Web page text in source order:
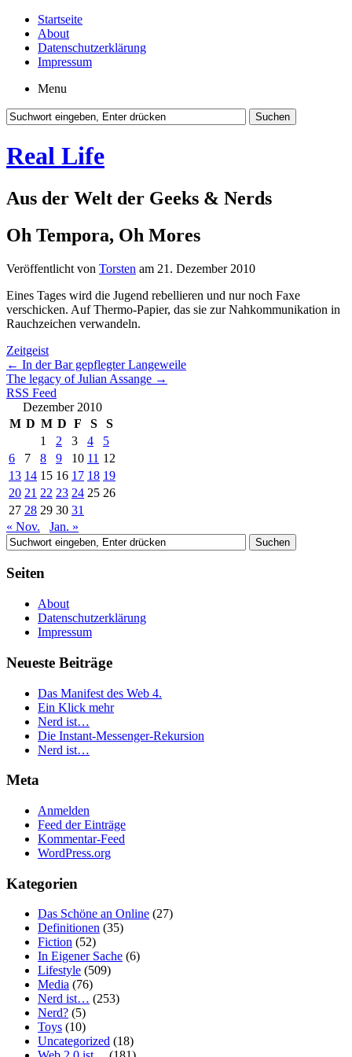
Startseite
About
Datenschutzerklärung
Impressum
Menu
Real Life
Aus der Welt der Geeks & Nerds
Oh Tempora, Oh Mores
Veröffentlicht von Torsten am 21. Dezember 2010
Eines Tages wird die Jugend rebellieren und nur noch Faxe
verschicken. Auf Thermo-Papier, das sie zur Nahkommunikation in
Rauchzeichen verwandeln.
Zeitgeist
← In der Bar gepflegter Langeweile
The legacy of Julian Assange →
RSS Feed
Dezember 2010
M D M D F S
S
1
2 3 4
5
6
7 8 9 10 11 12
13 14 15 16 17 18 19
20 21 22 23 24 25 26
27 28 29 30 31
« Nov.
Jan. »
Seiten
About
Datenschutzerklärung
Impressum
Neueste Beiträge
Das Manifest des Web 4.
Ein Klick mehr
Nerd ist…
Die Instant-Messenger-Rekursion
Nerd ist…
Meta
Anmelden
Feed der Einträge
Kommentar-Feed
WordPress.org
Kategorien
Das Schöne an Online (27)
Definitionen (35)
Fiction (52)
In Eigener Sache (6)
Lifestyle (509)
Media (76)
Nerd ist… (253)
Nerd? (5)
Toys (10)
Uncategorized (18)